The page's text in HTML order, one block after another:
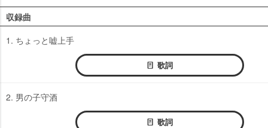
収録曲
1. ちょっと嘘上手
歌詞
2. 男の子守酒
歌詞